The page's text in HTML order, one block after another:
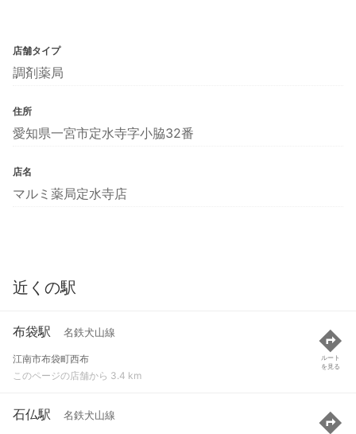
店舗タイプ
調剤薬局
住所
愛知県一宮市定水寺字小脇32番
店名
マルミ薬局定水寺店
近くの駅
布袋駅 名鉄犬山線
江南市布袋町西布
このページの店舗から 3.4 km
ルート
を見る
石仏駅 名鉄犬山線